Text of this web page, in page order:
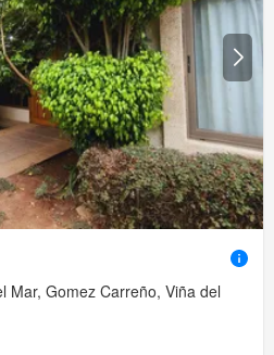
Mar, Gomez Carreño, Viña del